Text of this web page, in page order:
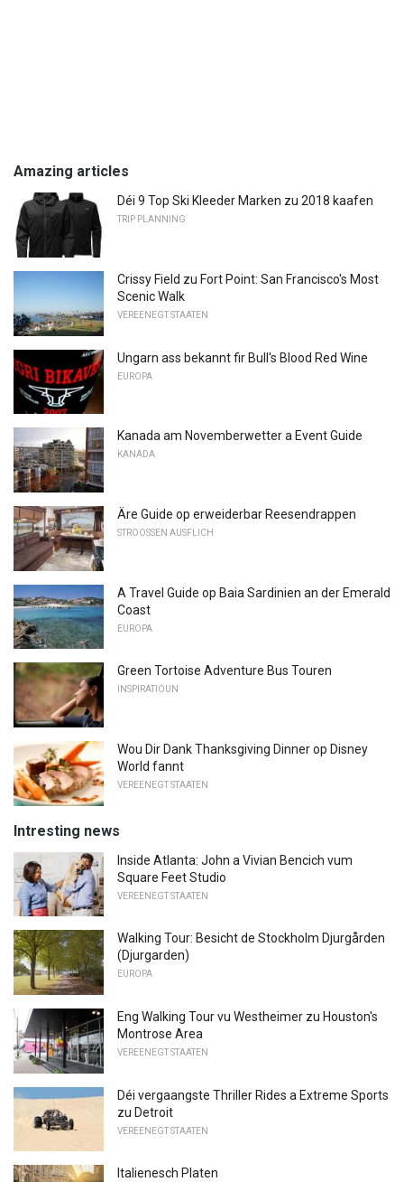
Amazing articles
Déi 9 Top Ski Kleeder Marken zu 2018 kaafen
TRIP PLANNING
Crissy Field zu Fort Point: San Francisco's Most
Scenic Walk
VEREENEGT STAATEN
Ungarn ass bekannt fir Bull's Blood Red Wine
EUROPA
Kanada am Novemberwetter a Event Guide
KANADA
Äre Guide op erweiderbar Reesendrappen
STROOSSEN AUSFLICH
A Travel Guide op Baia Sardinien an der Emerald
Coast
EUROPA
Green Tortoise Adventure Bus Touren
INSPIRATIOUN
Wou Dir Dank Thanksgiving Dinner op Disney
World fannt
VEREENEGT STAATEN
Intresting news
Inside Atlanta: John a Vivian Bencich vum
Square Feet Studio
VEREENEGT STAATEN
Walking Tour: Besicht de Stockholm Djurgården
(Djurgarden)
EUROPA
Eng Walking Tour vu Westheimer zu Houston's
Montrose Area
VEREENEGT STAATEN
Déi vergaangste Thriller Rides a Extreme Sports
zu Detroit
VEREENEGT STAATEN
Italienesch Platen